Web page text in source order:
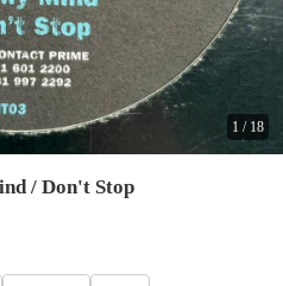
1 / 18
/ Don't Stop